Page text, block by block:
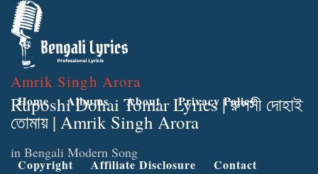
Home Albums About Privacy Policy
Copyright Affiliate Disclosure Contact
Amrik Singh Arora
Ruposhi Dohai Tomar Lyrics | রুপসী দোহাই
তোমায় | Amrik Singh Arora
in Bengali Modern Song